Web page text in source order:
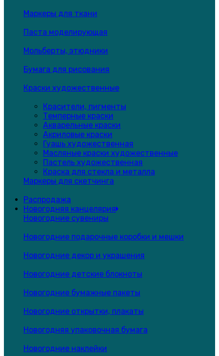
Маркеры для ткани
Паста моделирующая
Мольберты, этюдники
Бумага для рисования
Краски художественные
Красители, пигменты
Темперные краски
Акварельные краски
Акриловые краски
Гуашь художественная
Масляные краски художественные
Пастель художественная
Краска для стекла и металла
Маркеры для скетчинга
Распродажа
Новогодняя канцелярия
Новогодние сувениры
Новогодние подарочные коробки и мешки
Новогодние декор и украшения
Новогодние детские блокноты
Новогодние бумажные пакеты
Новогодние открытки, плакаты
Новогодняя упаковочная бумага
Новогодние наклейки